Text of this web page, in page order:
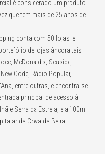
é considerado um produto
que tem mais de 25 anos de
conta com 50 lojas, e
de lojas âncora tais
McDonald's, Seaside,
Code, Rádio Popular,
entre outras, e encontra-se
principal de acesso à
e Serra da Estrela, e a 100m
da Cova da Beira.